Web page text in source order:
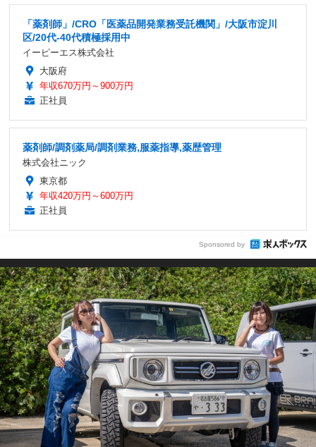
「薬剤師」/CRO「医薬品開発業務受託機関」/大阪市淀川
区/20代-40代積極採用中
イーピーエス株式会社
大阪府
年収670万円～900万円
正社員
薬剤師/調剤薬局/調剤業務,服薬指導,薬歴管理
株式会社ニック
東京都
年収420万円～600万円
正社員
Sponsored by